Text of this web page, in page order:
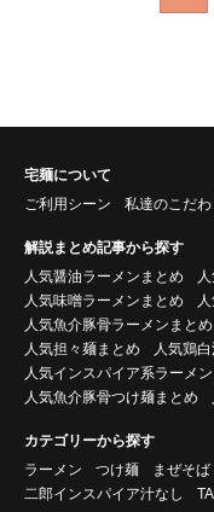
宅麺について
ご利用シーン
私達のこだわ
解説まとめ記事から探す
人気醤油ラーメンまとめ
人気味噌ラーメンまとめ
人気魚介豚骨ラーメンまとめ
人気担々麺まとめ
人気鶏
人気インスパイア系ラーメ
人気魚介豚骨つけ麺まとめ
カテゴリーから探す
ラーメン
つけ麺 まぜそば
二郎インスパイア汁なし